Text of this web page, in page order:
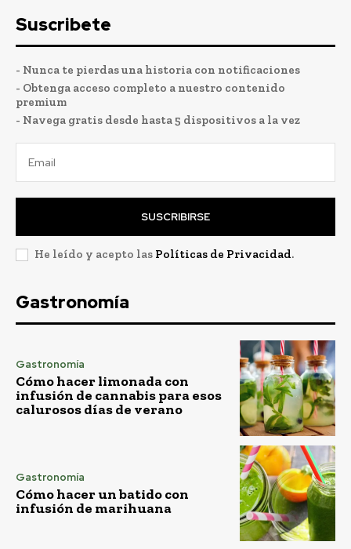
Suscribete
- Nunca te pierdas una historia con notificaciones
- Obtenga acceso completo a nuestro contenido
premium
- Navega gratis desde hasta 5 dispositivos a la vez
SUSCRIBIRSE
He leído y acepto las Políticas de Privacidad.
Gastronomía
Gastronomía
Cómo hacer limonada con
infusión de cannabis para esos
calurosos días de verano
Gastronomía
Cómo hacer un batido con
infusión de marihuana